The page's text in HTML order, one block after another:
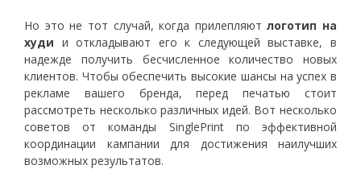
Но это не тот случай, когда прилепляютлоготип на
худи и откладывают его к следующей выставке, в
надежде получить бесчисленное количество новых
клиентов. Чтобы обеспечить высокие шансы на успех в
рекламе вашего бренда, перед печатью стоит
рассмотреть несколько различных идей. Вот несколько
советов от команды SinglePrint по эффективной
координации кампании для достижения наилучших
возможных результатов.